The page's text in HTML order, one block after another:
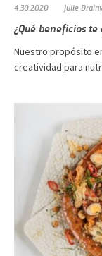
4.30.2020 Julie
¿Qué beneficios
Nuestro propósito
creatividad para